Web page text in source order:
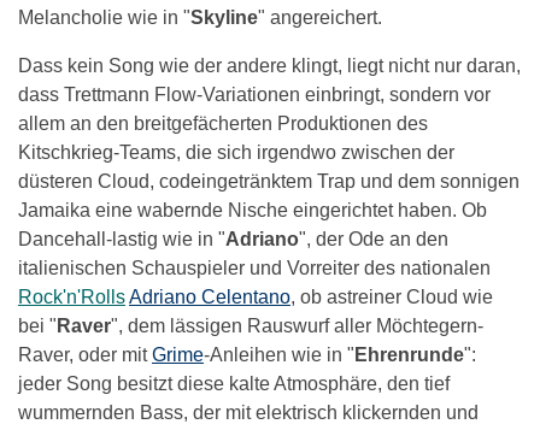
Melancholie wie in "Skyline" angereichert.
Dass kein Song wie der andere klingt, liegt nicht nur daran,
dass Trettmann Flow-Variationen einbringt, sondern vor
allem an den breitgefächerten Produktionen des
Kitschkrieg-Teams, die sich irgendwo zwischen der
düsteren Cloud, codeingetränktem Trap und dem sonnigen
Jamaika eine wabernde Nische eingerichtet haben. Ob
Dancehall-lastig wie in "Adriano", der Ode an den
italienischen Schauspieler und Vorreiter des nationalen
Rock'n'RollsAdriano Celentano, ob astreiner Cloud wie
bei " Raver", dem lässigen Rauswurf aller Möchtegern-
Raver, oder mitGrime-Anleihen wie in " Ehrenrunde":
jeder Song besitzt diese kalte Atmosphäre, den tief
wummernden Bass, der mit elektrisch klickernden und